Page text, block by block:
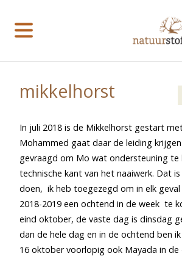
mikkelhorst
In juli 2018 is de Mikkelhorst gestart
Mohammed gaat daar de leiding
gevraagd om Mo wat ondersteuning te
technische kant van het naaiwerk. Dat
doen, ik heb toegezegd om in elk
2018-2019 een ochtend in de week te
eind oktober, de vaste dag is dinsdag
dan de hele dag en in de ochtend ben
16 oktober voorlopig ook Mayada in de